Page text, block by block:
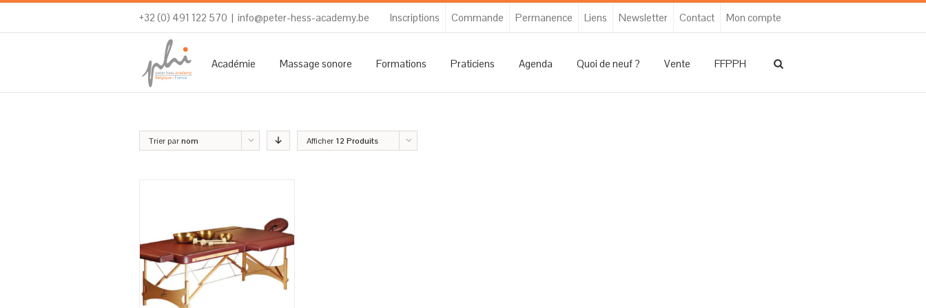
+32 (0) 491 122 570 | info@peter-hess-academy.be Inscriptions Commande Permanence Liens Newsletter Contact Mon compte
Académie Massage sonore Formations Praticiens Agenda Quoi de neuf ? Vente FFPPH
Trier parnom Afficher 12 Produits